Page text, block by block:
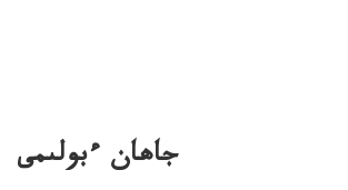
جاھان ءبولىمى